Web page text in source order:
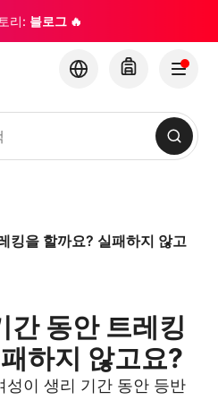
리: 블로그 🔥
킹을 할까요? 실패하지 않고
간 동안 트레킹
하지 않고요?
이 생리 기간 동안 등반
×
와 숨겨진 보석 탐
기